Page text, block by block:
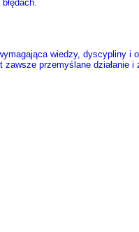
wiedzy, dyscypliny
przemyślane działanie